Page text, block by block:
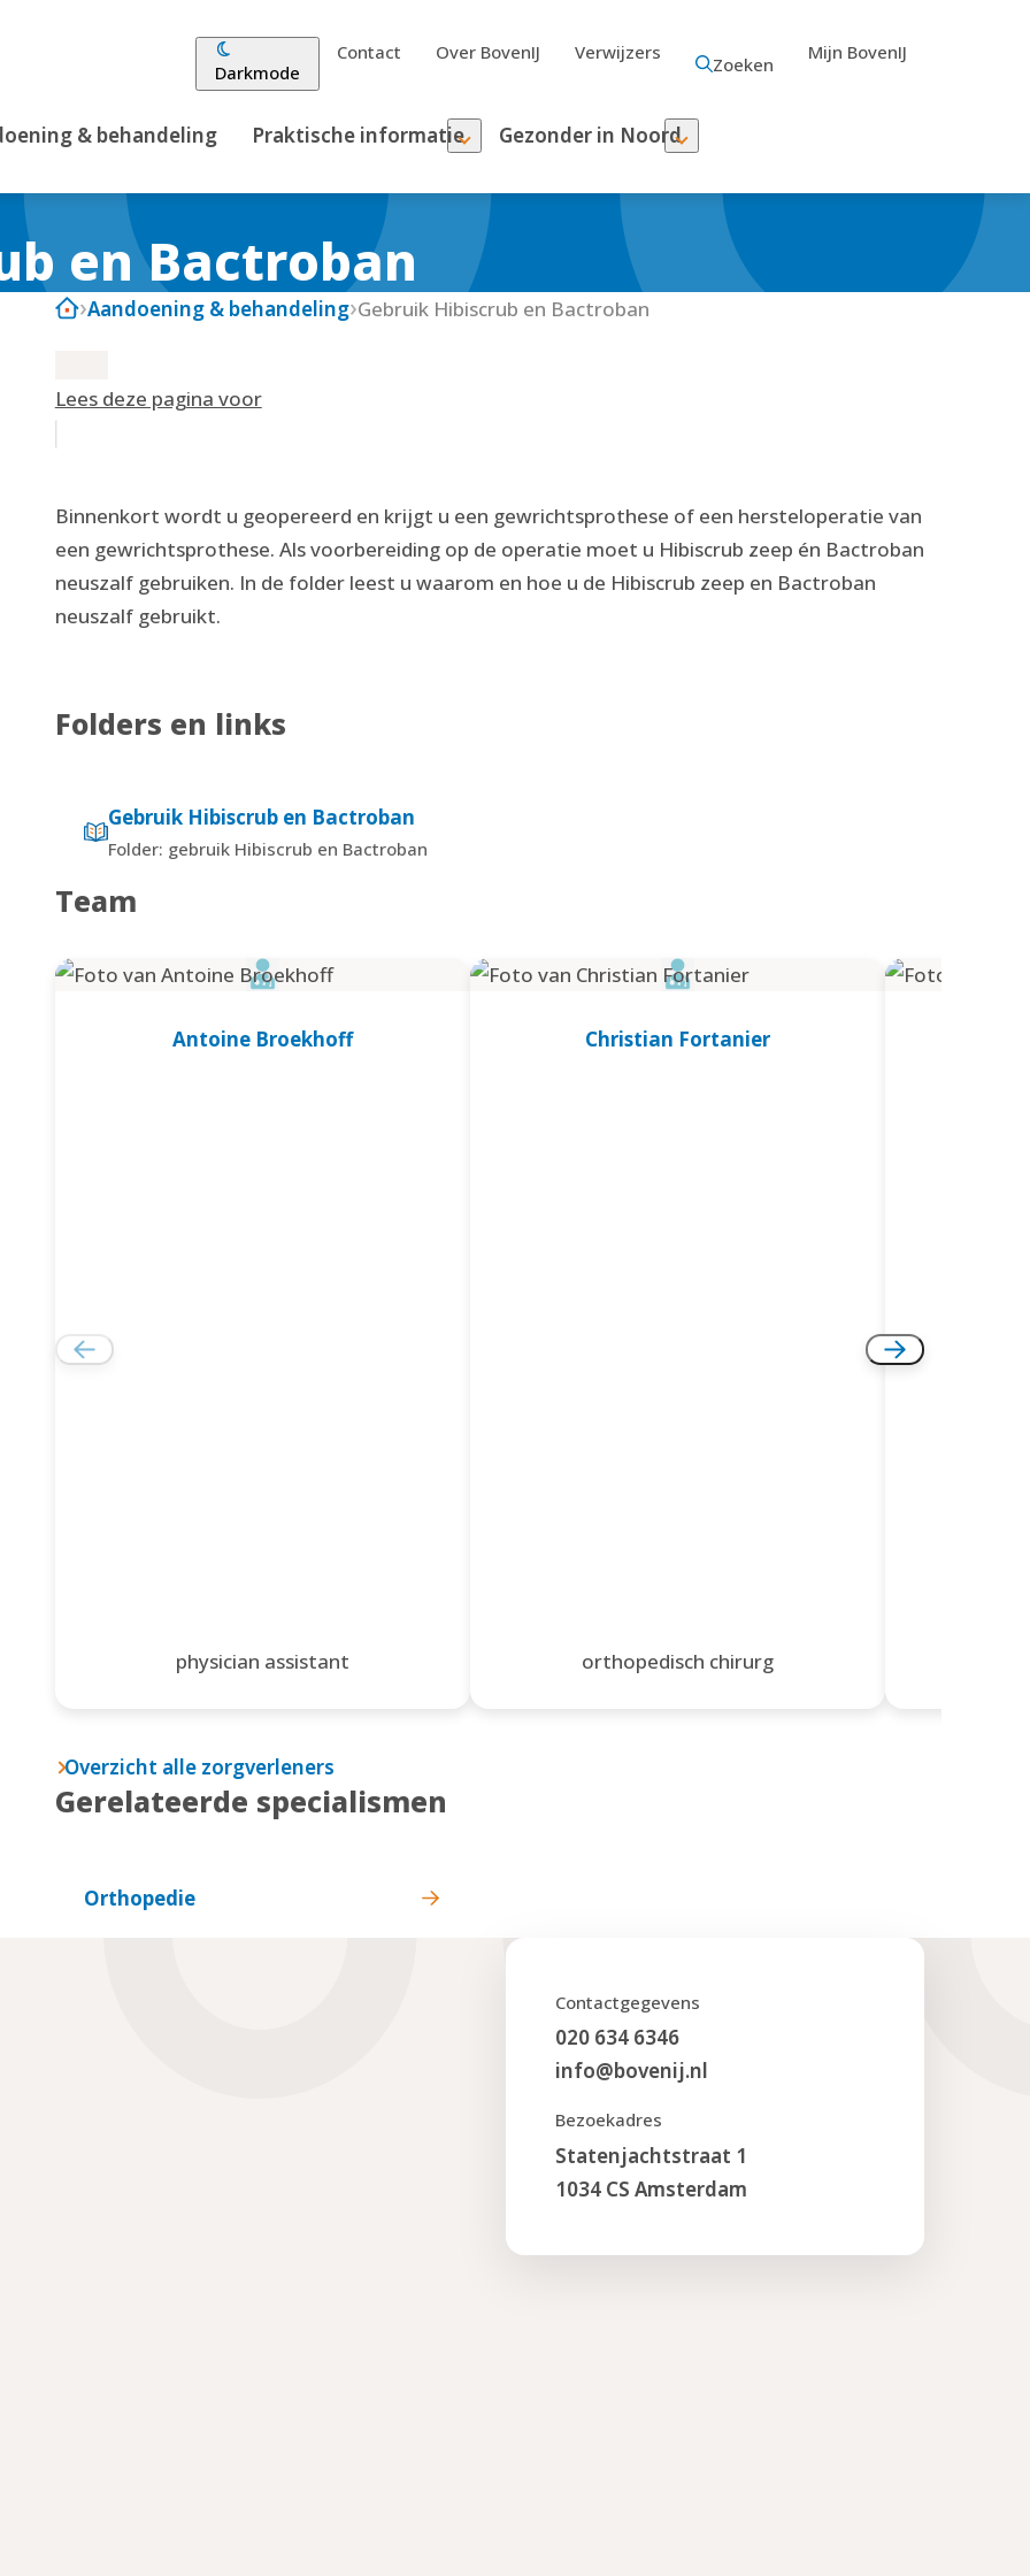
Darkmode
Contact Over BovenIJ Verwijzers
Zoeken
Mijn BovenIJ
& behandeling Praktische informatie Gezonder in Noord
en Bactroban
Aandoening & behandeling Gebruik Hibiscrub en Bactroban
Lees deze pagina voor
Binnenkort wordt u geopereerd en krijgt u een gewrichtsprothese of een hersteloperatie van
een gewrichtsprothese. Als voorbereiding op de operatie moet u Hibiscrub zeep én Bactroban
neuszalf gebruiken. In de folder leest u waarom en hoe u de Hibiscrub zeep en Bactroban
neuszalf gebruikt.
Folders en links
Gebruik Hibiscrub en Bactroban
Folder: gebruik Hibiscrub en Bactroban
Team
Antoine Broekhoff
physician assistant
Christian Fortanier
orthopedisch chirurg
Overzicht alle zorgverleners
Gerelateerde specialismen
Orthopedie
Contactgegevens
020 634 6346
info@bovenij.nl
Bezoekadres
Statenjachtstraat 1
1034 CS Amsterdam